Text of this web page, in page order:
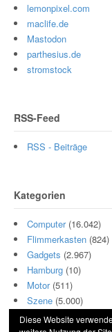
lemonpixel.com
maclife.de
Mastodon
parthesius.de
stromstock
RSS-Feed
RSS - Beiträge
Kategorien
Computer(16.042)
Flimmerkasten (824)
Gadgets (2.967)
Hamburg (10)
Motor(511)
Szene (5.000)
Diese Website